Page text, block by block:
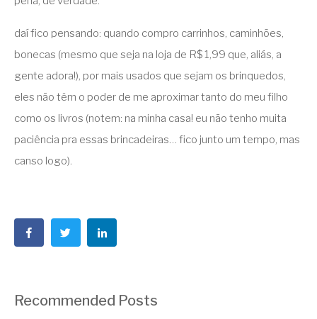
daí fico pensando: quando compro carrinhos, caminhões,
bonecas (mesmo que seja na loja de R$ 1,99 que, aliás, a
gente adora!), por mais usados que sejam os brinquedos,
eles não têm o poder de me aproximar tanto do meu filho
como os livros (notem: na minha casa! eu não tenho muita
paciência pra essas brincadeiras… fico junto um tempo, mas
canso logo).
Recommended Posts